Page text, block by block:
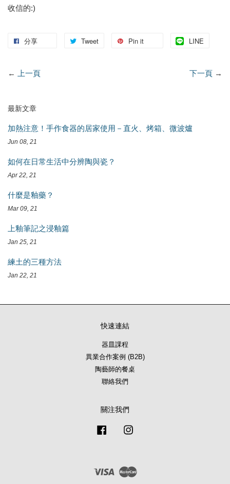
收信的:)
分享 Tweet Pin it LINE
← 上一頁 下一頁 →
最新文章
加熱注意！手作食器的居家使用－直火、烤箱、微波爐
Jun 08, 21
如何在日常生活中分辨陶與瓷？
Apr 22, 21
什麼是釉藥？
Mar 09, 21
上釉筆記之浸釉篇
Jan 25, 21
練土的三種方法
Jan 22, 21
快速連結
器皿課程
異業合作案例 (B2B)
陶藝師的餐桌
聯絡我們
關注我們
Facebook
Visa Master